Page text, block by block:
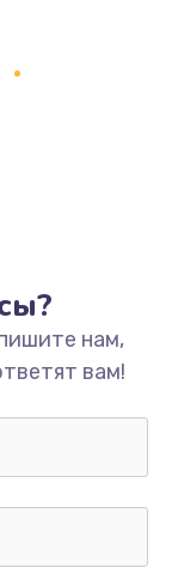
нам,
вам!